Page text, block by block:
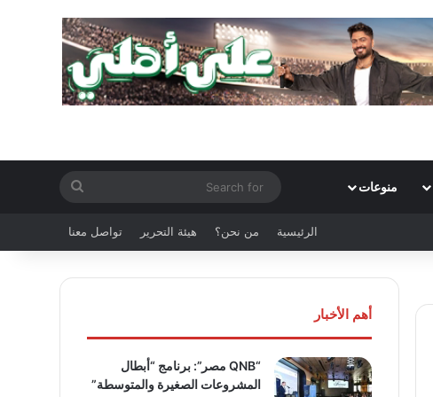
منوعات
Search
الرئيسية من نحن؟ هيئة التحرير تواصل معنا
أهم الأخبار
“QNB مصر”: برنامج “أبطال
المشروعات الصغيرة والمتوسطة”